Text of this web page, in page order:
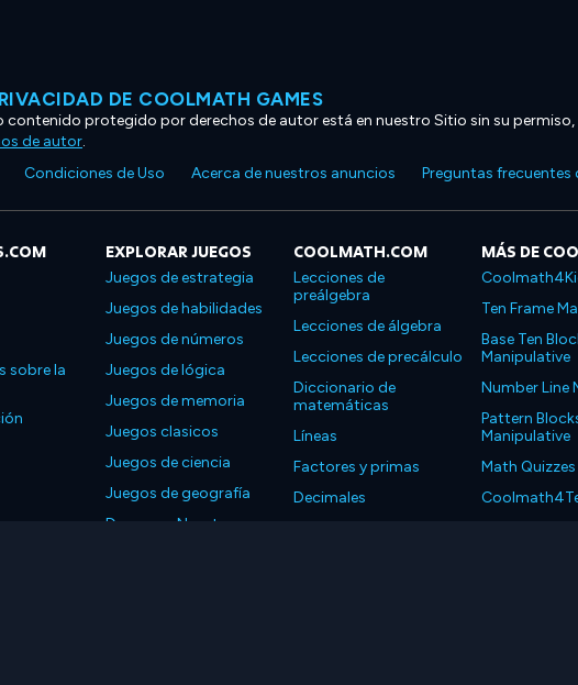
DE COOLMATH GAMES
contenido protegido por derechos de autor está en nuestro Sitio sin su permiso,
de autor.
Condiciones de Uso Acerca de nuestros anuncios Preguntas frecuentes
sobre la
EXPLORAR JUEGOS
Juegos de estrategia
Juegos de habilidades
Juegos de números
Juegos de lógica
Juegos de memoria
Juegos clasicos
Juegos de ciencia
Juegos de geografía
Descarga Nuestras
COOLMATH.COM
Lecciones de
preálgebra
Lecciones de álgebra
Lecciones de precálculo
Diccionario de
matemáticas
Líneas
Factores y primas
Decimales
MÁS DE
Ten Frame
Base Ten
Manipulative
Number Line
Pattern
Manipulative
Math Quizzes